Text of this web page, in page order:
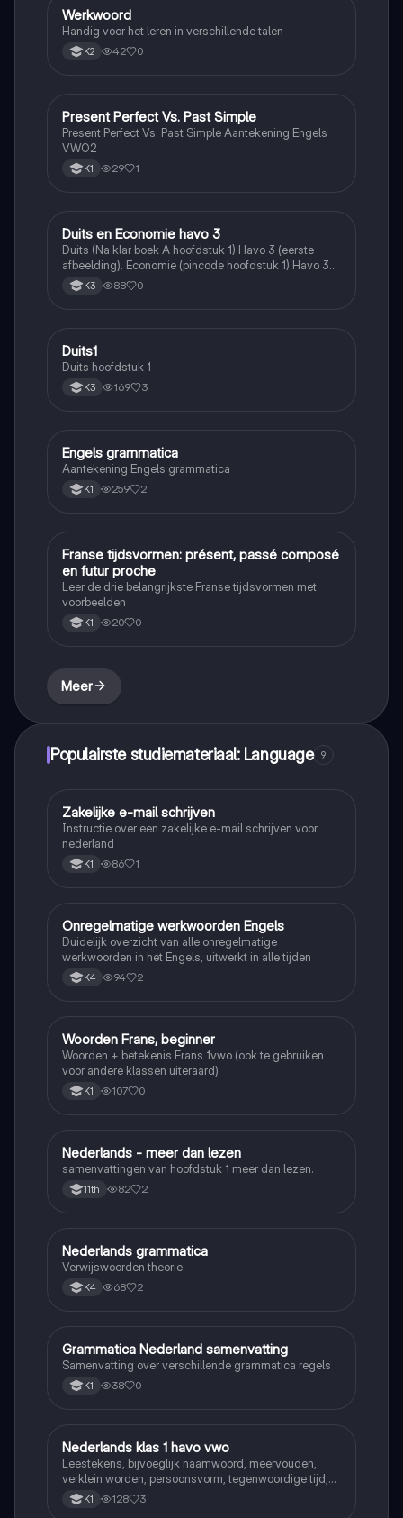
Duits
Werkwoord
Handig voor het leren in verschillende talen
K2 42 0
Engels
Present Perfect Vs. Past Simple
Present Perfect Vs. Past Simple Aantekening Engels
VWO2
K1 29 1
Duits
Duits en Economie havo 3
Duits (Na klar boek A hoofdstuk 1) Havo 3 (eerste
afbeelding). Economie (pincode hoofdstuk 1) Havo 3
(2 laatste afbeeldingen)
K3 88 0
Duits
Duits1
Duits hoofdstuk 1
K3 169 3
Engels
Engels grammatica
Aantekening Engels grammatica
K1 259 2
Frans
Franse tijdsvormen: présent, passé composé
en futur proche
Leer de drie belangrijkste Franse tijdsvormen met
voorbeelden
K1 20 0
Meer
Populairste studiemateriaal: Language 9
Nederlands
Zakelijke e-mail schrijven
Instructie over een zakelijke e-mail schrijven voor
nederland
K1 86 1
Engels
Onregelmatige werkwoorden Engels
Duidelijk overzicht van alle onregelmatige
werkwoorden in het Engels, uitwerkt in alle tijden
K4 94 2
Frans
Woorden Frans, beginner
Woorden + betekenis Frans 1vwo (ook te gebruiken
voor andere klassen uiteraard)
K1 107 0
Nederlands
Nederlands - meer dan lezen
samenvattingen van hoofdstuk 1 meer dan lezen.
11th 82 2
Nederlands
Nederlands grammatica
Verwijswoorden theorie
K4 68 2
Nederlands
Grammatica Nederland samenvatting
Samenvatting over verschillende grammatica regels
K1 38 0
Nederlands
Nederlands klas 1 havo vwo
Leestekens, bijvoeglijk naamwoord, meervouden,
verklein worden, persoonsvorm, tegenwoordige tijd,
persoonsvorm verleden tijd van zwakke en sterke
werkwoorden, voltooid en onvoltooid deelwoord,
K1 128 3